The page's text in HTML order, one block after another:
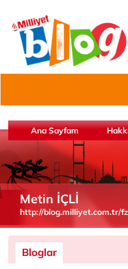
Ana Sayfam
Metin İÇLİ
http://blog.milliyet.com.tr/
Bloglar